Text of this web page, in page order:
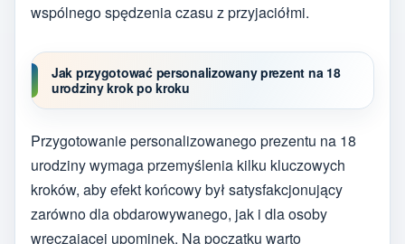
wspólnego spędzenia czasu z przyjaciółmi.
Jak przygotować personalizowany prezent na 18
urodziny krok po kroku
Przygotowanie personalizowanego prezentu na 18
urodziny wymaga przemyślenia kilku kluczowych
kroków, aby efekt końcowy był satysfakcjonujący
zarówno dla obdarowywanego, jak i dla osoby
wręczającej upominek. Na początku warto